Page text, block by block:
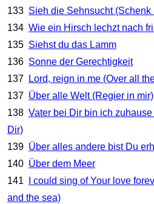
133 Sieh die Sehnsucht (Schenk
134 Wie ein Hirsch lechzt nach
135 Siehst du das Lamm
136 Sonne der Gerechtigkeit
137
Lord, reign in me (Over all
137 Über alle Welt (Regier in mir)
138 Vater bei Dir bin ich
Dir)
139 Über alles andere bist Du
140 Über dem Meer
141
I could sing of Your love
and the sea)